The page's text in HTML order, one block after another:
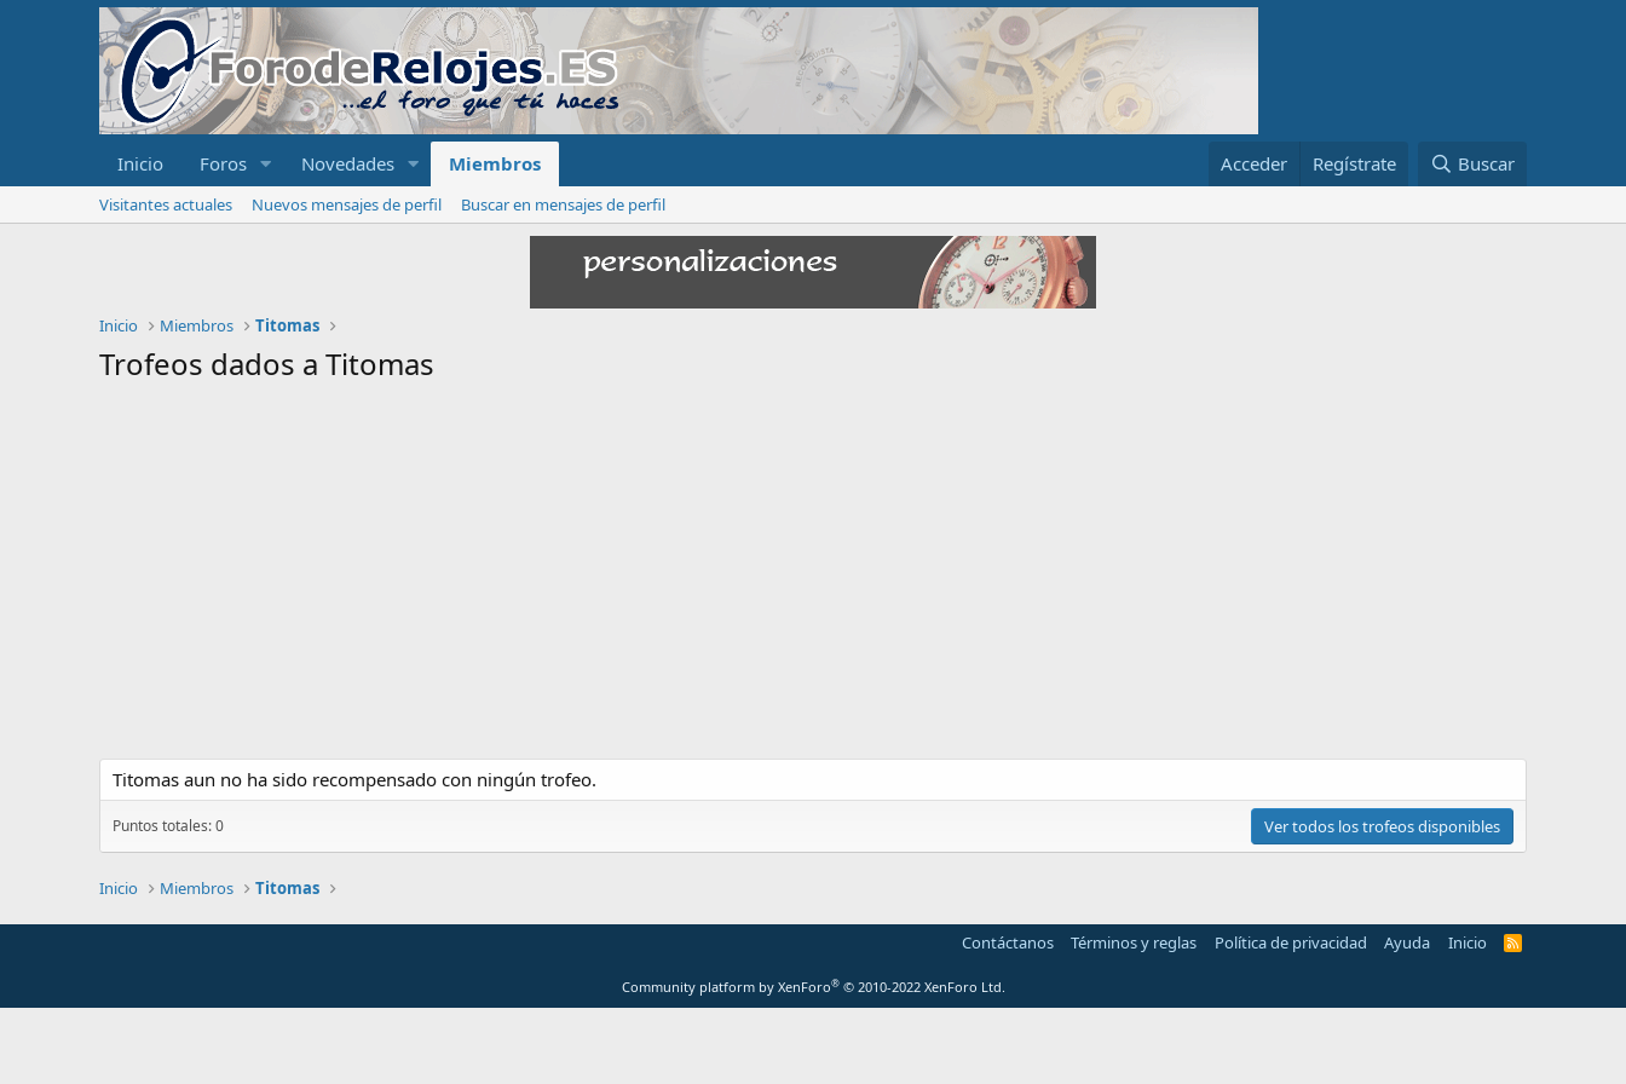
Inicio Foros Novedades Miembros Acceder Regístrate Buscar
Visitantes actuales Nuevos mensajes de perfil Buscar en mensajes de perfil
Inicio Miembros Titomas
Trofeos dados a Titomas
Titomas aun no ha sido recompensado con ningún trofeo.
Puntos totales: 0 Ver todos los trofeos disponibles
Inicio Miembros Titomas
Contáctanos Términos y reglas Política de privacidad Ayuda Inicio
R
Community platform by XenForo® © 2010-2022 XenForo Ltd.